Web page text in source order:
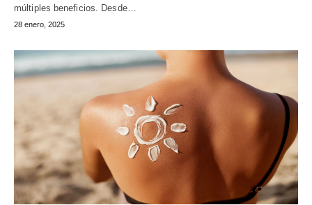
múltiples beneficios. Desde…
28 enero, 2025